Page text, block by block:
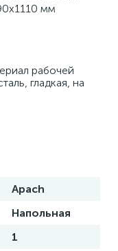
мм
рабочей
гладкая, на
Apach
Напольная
1